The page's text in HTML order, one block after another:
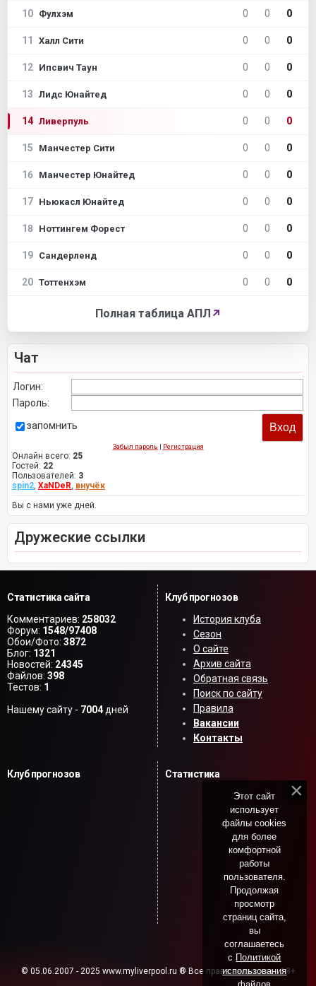
10 Фулхэм 0 0 0
11 Халл Сити 0 0 0
12 Ипсвич Таун 0 0 0
13 Лидс Юнайтед 0 0 0
14 Ливерпуль 0 0 0
15 Манчестер Сити 0 0 0
16 Манчестер Юнайтед 0 0 0
17 Ньюкасл Юнайтед 0 0 0
18 Ноттингем Форест 0 0 0
19 Сандерленд 0 0 0
20 Тоттенхэм 0 0 0
Полная таблица АПЛ ↗
Чат
Логин:
Пароль:
запомнить
Забыл пароль | Регистрация
Онлайн всего: 25
Гостей: 22
Пользователей: 3
spin2, XaNDeR, внучёк
Вы с нами уже дней.
Дружеские ссылки
Статистика сайта
Комментариев: 258032
Форум: 1548/97408
Обои/Фото: 3872
Блог: 1321
Новостей: 24345
Файлов: 398
Тестов: 1
Нашему сайту - 7004 дней
Клуб прогнозов
История клуба
Сезон
О сайте
Архив сайта
Обратная связь
Поиск по сайту
Правила
Вакансии
Контакты
Клуб прогнозов Статистика
© 05.06.2007 - 2025 www.myliverpool.ru ® Все права защищены. 18+
Этот сайт
использует
файлы cookies
для более
комфортной
работы
пользователя.
Продолжая
просмотр
страниц сайта,
вы
соглашаетесь
с Политикой
использования